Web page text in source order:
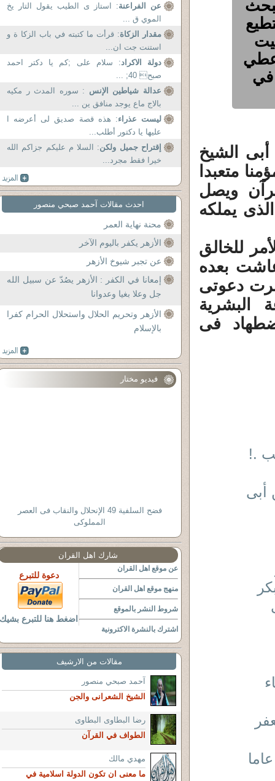
في
الشيخ
متعبدا
ويصل
يملكه
للخالق
عاشت بعده
دعوتى
البشرية
فى
.!
أبى
الحبيب فقدت أبى وأمى من 25 عاما
عن الفراعنة: استاز ى الطيب يقول التار يخ
الموي ق ...
مقدار الزكاة: قرأت ما كتبته في باب الزكا ة و
استنت جت ان...
دولة الاكراد: سلام علی ;کم یا دکتر احمد
صبح 40; ...
عدالة شياطين الإنس : سوره المدث ر مكيه
بالاج ماع يوجد منافق ين ...
ليست عذراء: هذه قصة صديق لى أعرضه ا
عليها يا دكتور أطلب...
إقتراح جميل ولكن: السلا م عليكم جزاكم الله
خيرا فقط مجرد...
احدث مقالات آحمد صبحي منصور
محنة نهاية العمر
الأزهر يكفر باليوم الآخر
عن تجبر شيوخ الأزهر
إمعانا في الكفر : الأزهر يصُدّ عن سبيل الله
جل وعلا بغيا وعدوانا
الأزهر وتحريم الحلال واستحلال الحرام كفرا
بالإسلام
فيديو مختار
فضح السلفية 49 الإنحلال والنقاب فى العصر
المملوكى
شارك اهل القران
عن موقع اهل القران
منهج موقع اهل القران
شروط النشر بالموقع
اشترك بالنشرة الاكترونية
دعوة للتبرع
اضغط هنا للتبرع بشيك
مقالات من الارشيف
آحمد صبحي منصور
الشيخ الشعرانى والجن
رضا البطاوى البطاوى
الطواف في القرآن
مهدي مالك
ما معنى ان تكون الدولة اسلامية في